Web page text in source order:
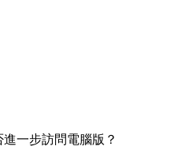
一步訪問電腦版？